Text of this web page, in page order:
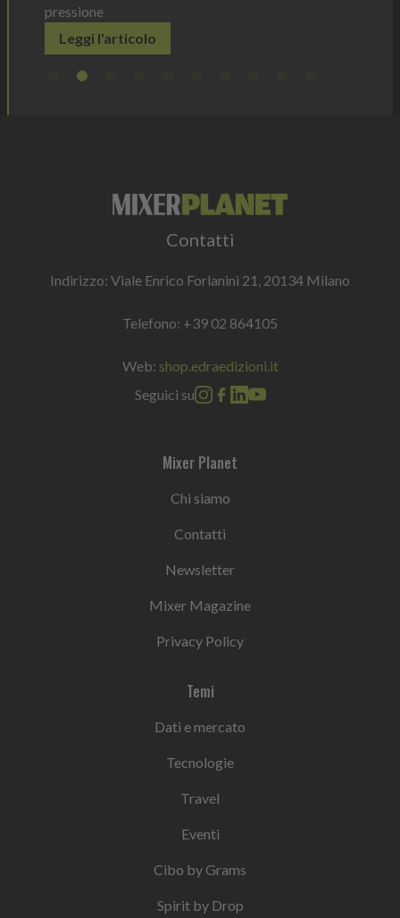
pressione
Leggi l'articolo
Contatti
Indirizzo: Viale Enrico Forlanini 21, 20134 Milano
Telefono: +39 02 864105
Web: shop.edraedizioni.it
Seguici su
Mixer Planet
Chi siamo
Contatti
Newsletter
Mixer Magazine
Privacy Policy
Temi
Dati e mercato
Tecnologie
Travel
Eventi
Cibo by Grams
Spirit by Drop